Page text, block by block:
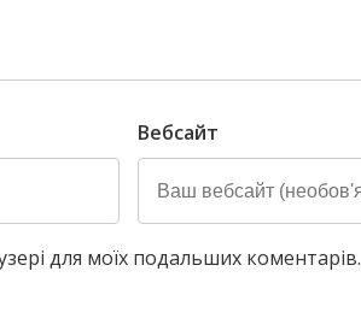
Вебсайт
для моїх подальших коментарів.